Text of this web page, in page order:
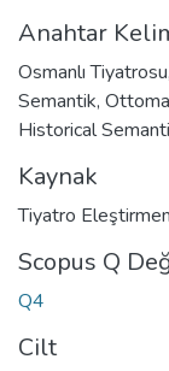
Anahtar
Osmanlı Tiyatrosu
Semantik,
Historical
Kaynak
Tiyatro
Scopus Q
Q4
Cilt